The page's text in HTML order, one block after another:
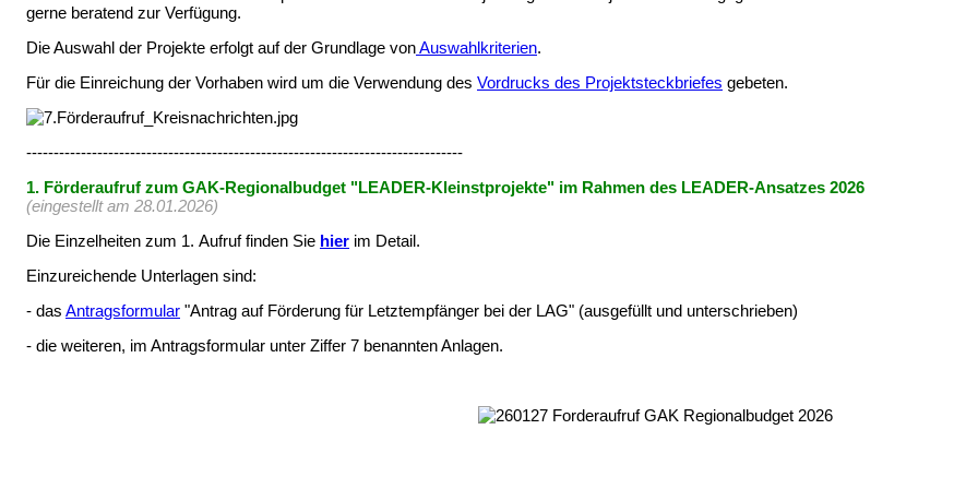
gerne beratend zur Verfügung.
Die Auswahl der Projekte erfolgt auf der Grundlage vonAuswahlkriterien.
Für die Einreichung der Vorhaben wird um die Verwendung des Vordrucks des Projektsteckbriefes gebeten.
--------------------------------------------------------------------------------
1. Förderaufruf zum GAK-Regionalbudget "LEADER-Kleinstprojekte" im Rahmen des LEADER-Ansatzes 2026
(eingestellt am 28.01.2026)
Die Einzelheiten zum 1. Aufruf finden Sie hier im Detail.
Einzureichende Unterlagen sind:
- das Antragsformular "Antrag auf Förderung für Letztempfänger bei der LAG" (ausgefüllt und unterschrieben)
- die weiteren, im Antragsformular unter Ziffer 7 benannten Anlagen.